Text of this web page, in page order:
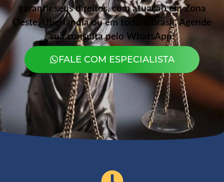
garantir seus direitos, com atuação em Zona
Oeste, Uberlândia ou em todo o Brasil. Agende
sua consulta pelo WhatsApp!
FALE COM ESPECIALISTA